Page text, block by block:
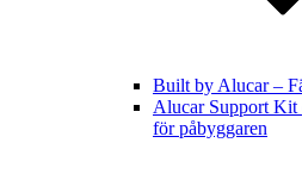
Built by Alucar –
Alucar Support
för påbyggaren